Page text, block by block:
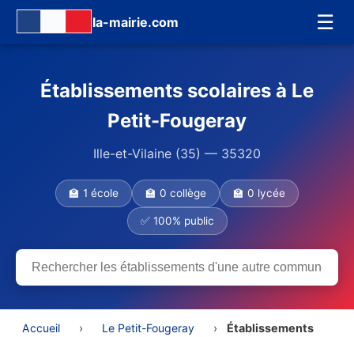
la-mairie.com ☰
Établissements scolaires à Le
Petit-Fougeray
Ille-et-Vilaine (35) — 35320
🏫 1 école 🏫 0 collège 🏫 0 lycée
✅ 100% public
Accueil › Le Petit-Fougeray ›
Établissements